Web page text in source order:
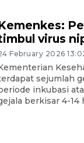
virus
February 2026
sejumlah
inkubasi
berkisar 4-14